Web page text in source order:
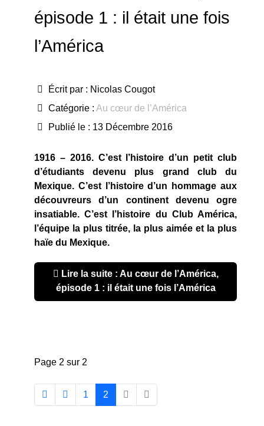
épisode 1 : il était une fois
l’América
Écrit par : Nicolas Cougot
Catégorie : Au cœur de l’América
Publié le : 13 Décembre 2016
1916 – 2016. C’est l’histoire d’un petit club
d’étudiants devenu plus grand club du
Mexique. C’est l’histoire d’un hommage aux
découvreurs d’un continent devenu ogre
insatiable. C’est l’histoire du Club América,
l’équipe la plus titrée, la plus aimée et la plus
haïe du Mexique.
Lire la suite : Au cœur de l’América,
épisode 1 : il était une fois l’América
Page 2 sur 2
1 2